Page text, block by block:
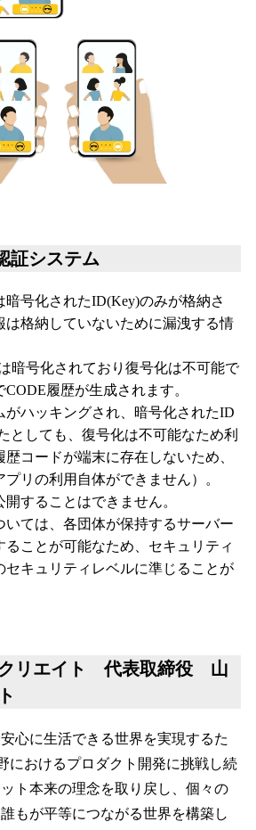
証システム
暗号化されたID(Key)のみが格納さ
は格納していないために漏洩する情
暗号化されており復号化は不可能で
履歴が生成されます。
がハッキングされ、暗号化されたID
としても、復号化は不可能なため利
コードが端末に存在しないため、
リの利用自体ができません）。
することはできません。
いては、各団体が保持するサーバー
ることが可能なため、セキュリティ
セキュリティレベルに準じることが
クリエイト 代表取締役 山
心に生活できる世界を実現するた
におけるプロダクト開発に挑戦し続
ト本来の理念を取り戻し、個々の
もが平等につながる世界を構築し